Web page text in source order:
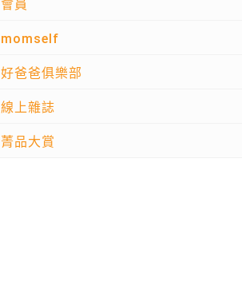
會員
momself
好爸爸俱樂部
線上雜誌
菁品大賞